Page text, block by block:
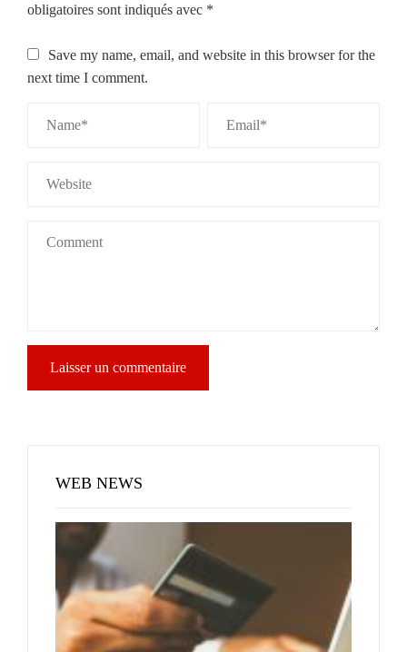
obligatoires sont indiqués avec *
Save my name, email, and website in this browser for the
next time I comment.
WEB NEWS